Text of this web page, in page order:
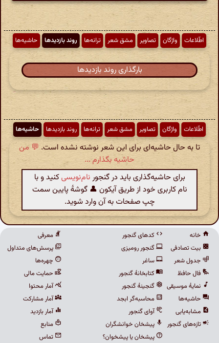
اطّلاعات واژگان تصاویر مشق شعر ترانه‌ها روند بازدیدها حاشیه‌ها
بارگذاری روند بازدیدها
اطّلاعات واژگان تصاویر مشق شعر ترانه‌ها روند بازدیدها حاشیه‌ها
تا به حال حاشیه‌ای برای این شعر نوشته نشده است.💬 من
حاشیه بگذارم ...
برای حاشیه‌گذاری باید در گنجور نام‌نویسیکنید و با
نام کاربری خود از طریق آیکون 👤 گوشهٔ پایین سمت
چپ صفحات به آن وارد شوید.
خانه
بیت تصادفی
جدول شعر
فال حافظ
نمایهٔ موسیقی
حاشیه‌ها
مشابه‌یابی
تازه‌های گنجور
کدهای گنجور
گنجور رومیزی
ساغر
کتابخانهٔ گنجور
گنجینهٔ گنجور
محاسبه‌گر ابجد
آوای گنجور
پیشخان خوانشگران
پیشخان یا پیشخوان؟
معرفی
پرسش‌های متداول
چهره‌ها
حمایت مالی
آمار محتوا
آمار مشارکت
آمار بازدید
منابع
تماس